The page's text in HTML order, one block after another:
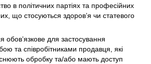
в політичних партіях та професійних
що стосуються здоров’я чи статевого
для застосування
та співробітниками продавця, які
обробку та/або мають доступ